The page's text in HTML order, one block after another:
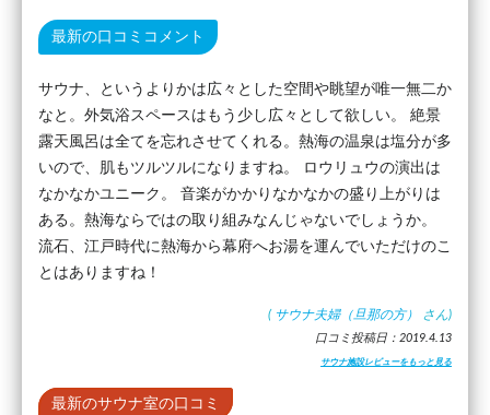
最新の口コミコメント
サウナ、というよりかは広々とした空間や眺望が唯一無二か
なと。外気浴スペースはもう少し広々として欲しい。 絶景
露天風呂は全てを忘れさせてくれる。熱海の温泉は塩分が多
いので、肌もツルツルになりますね。 ロウリュウの演出は
なかなかユニーク。 音楽がかかりなかなかの盛り上がりは
ある。熱海ならではの取り組みなんじゃないでしょうか。
流石、江戸時代に熱海から幕府へお湯を運んでいただけのこ
とはありますね！
( サウナ夫婦（旦那の方） さん)
口コミ投稿日：2019.4.13
サウナ施設レビューをもっと見る
最新のサウナ室の口コミ